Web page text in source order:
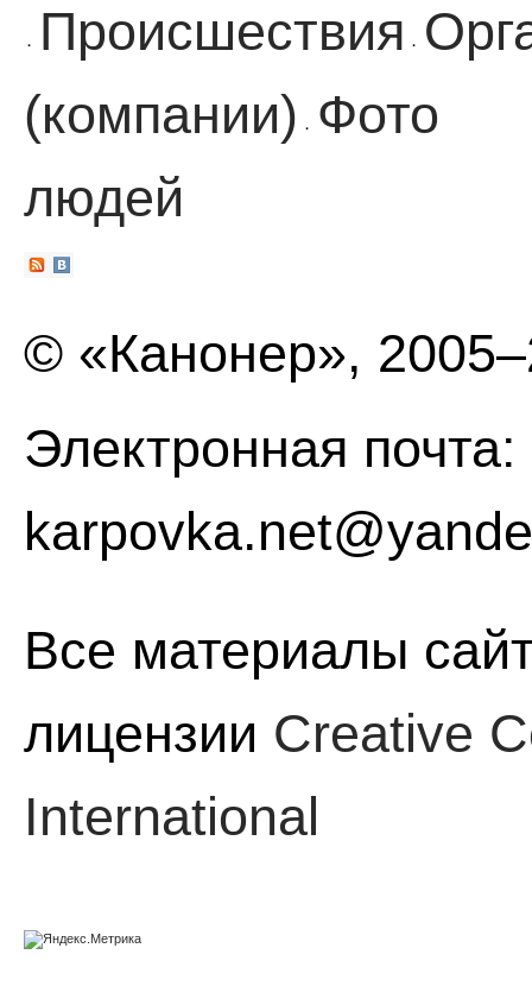
· Происшествия ·
(компании)
·
Фото
людей
© «Канонер»,
Электронная почта:
Все материалы
лицензии Creative
International